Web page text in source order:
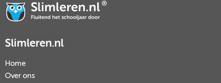
Slimleren.nl
Home
Over ons